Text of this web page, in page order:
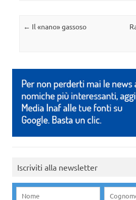
Navigazione articolo
← Il «nano» gassoso
Iscriviti alla newsletter